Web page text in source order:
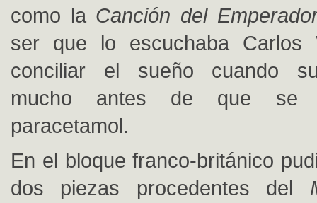
como la Canción del
ser que lo escuchaba Carlos
conciliar el sueño cuando
mucho antes de que se
paracetamol.
En el bloque franco-británico
dos piezas procedentes del